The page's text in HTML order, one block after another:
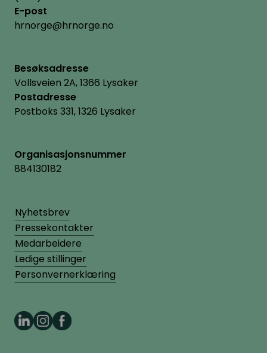
E-post
hrnorge@hrnorge.no
Besøksadresse
Vollsveien 2A, 1366 Lysaker
Postadresse
Postboks 331, 1326 Lysaker
Organisasjonsnummer
884130182
Nyhetsbrev
Pressekontakter
Medarbeidere
Ledige stillinger
Personvernerklæring